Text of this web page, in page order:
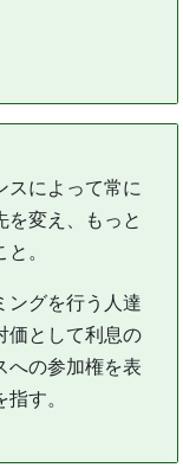
スによって常に
を変え、もっと
。
ングを行う人達
価として利息の
への参加権を表
す。